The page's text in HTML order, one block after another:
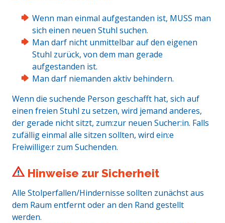
Wenn man einmal aufgestanden ist, MUSS man
sich einen neuen Stuhl suchen.
Man darf nicht unmittelbar auf den eigenen
Stuhl zurück, von dem man gerade
aufgestanden ist.
Man darf niemanden aktiv behindern.
Wenn die suchende Person geschafft hat, sich auf
einen freien Stuhl zu setzen, wird jemand anderes,
der gerade nicht sitzt, zum:zur neuen Sucher:in. Falls
zufällig einmal alle sitzen sollten, wird ein:e
Freiwillige:r zum Suchenden.
Hinweise zur Sicherheit
Alle Stolperfallen/Hindernisse sollten zunächst aus
dem Raum entfernt oder an den Rand gestellt
werden.